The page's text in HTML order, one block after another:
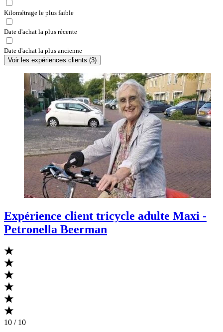
Kilométrage le plus faible
Date d'achat la plus récente
Date d'achat la plus ancienne
Voir les expériences clients (3)
Expérience client tricycle adulte Maxi -
Petronella Beerman
10 / 10